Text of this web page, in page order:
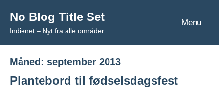
indhold
No Blog Title Set
Indienet – Nyt fra alle områder
Menu
Måned: september 2013
Plantebord til fødselsdagsfest